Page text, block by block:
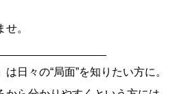
。
日々の“局面”を知りたい方に。